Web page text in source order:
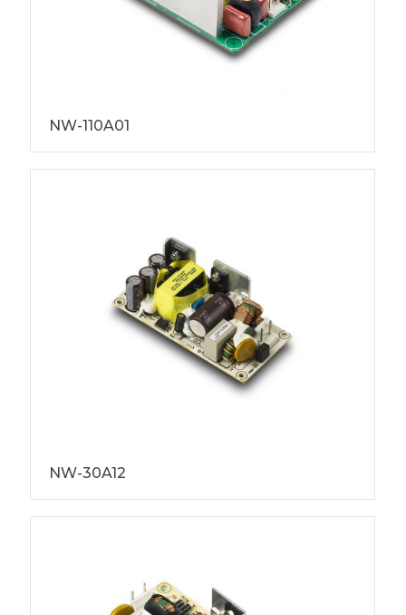
NW-110A01
NW-30A12